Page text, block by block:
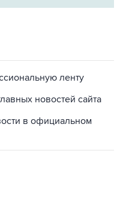
ленту
новостей сайта
в официальном